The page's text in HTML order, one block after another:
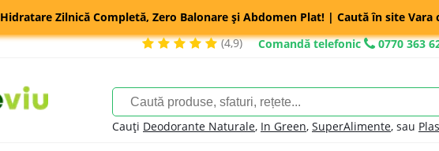
Hidratare Zilnică Completă, Zero Balonare și Abdomen Plat! | Caută în site Vara
(4,9)
Comandă telefonic 0770 363
Cauți Deodorante Naturale, In Green, SuperAlimente, sau